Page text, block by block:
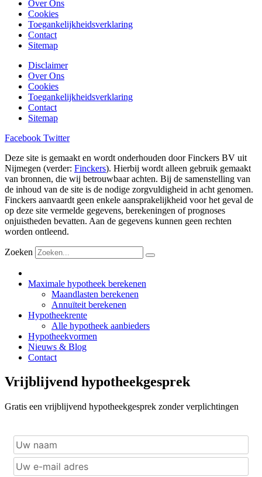
Over Ons
Cookies
Toegankelijkheidsverklaring
Contact
Sitemap
Disclaimer
Over Ons
Cookies
Toegankelijkheidsverklaring
Contact
Sitemap
Facebook Twitter
Deze site is gemaakt en wordt onderhouden door Finckers BV uit
Nijmegen (verder: Finckers). Hierbij wordt alleen gebruik gemaakt
van bronnen, die wij betrouwbaar achten. Bij de samenstelling van
de inhoud van de site is de nodige zorgvuldigheid in acht genomen.
Finckers aanvaardt geen enkele aansprakelijkheid voor het geval de
op deze site vermelde gegevens, berekeningen of prognoses
onjuistheden bevatten. Aan de gegevens kunnen geen rechten
worden ontleend.
Zoeken
Maximale hypotheek berekenen
Maandlasten berekenen
Annuïteit berekenen
Hypotheekrente
Alle hypotheek aanbieders
Hypotheekvormen
Nieuws & Blog
Contact
Vrijblijvend hypotheekgesprek
Gratis een vrijblijvend hypotheekgesprek zonder verplichtingen